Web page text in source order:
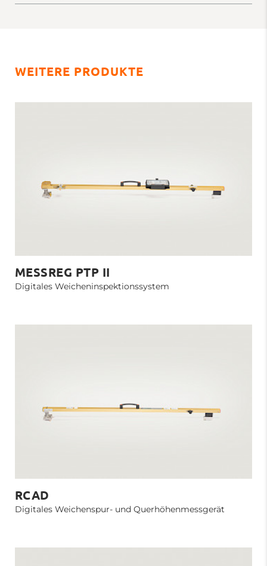
WEITERE PRODUKTE
MESSREG PTP II
Digitales Weicheninspektionssystem
RCAD
Digitales Weichenspur- und Querhöhenmessgerät